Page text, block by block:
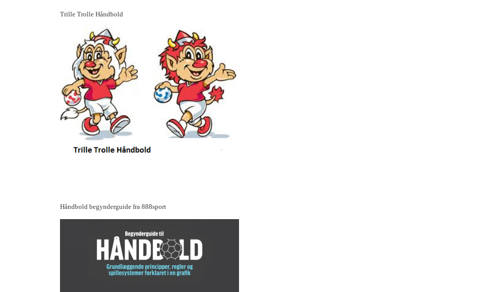
Trille Trolle Håndbold
Håndbold begynderguide fra 888sport